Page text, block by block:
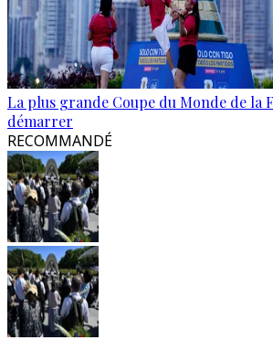
La plus grande Coupe du Monde de la
démarrer
RECOMMANDÉ